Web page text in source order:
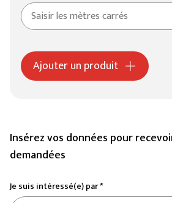
Ajouter un produit
Insérez vos données pour
demandées
Je suis intéressé(e) par *